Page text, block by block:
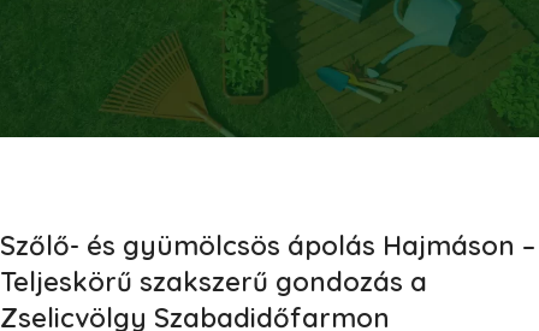
Szőlő- és gyümölcsös ápolás Hajmáson –
Teljeskörű szakszerű gondozás a
Zselicvölgy Szabadidőfarmon